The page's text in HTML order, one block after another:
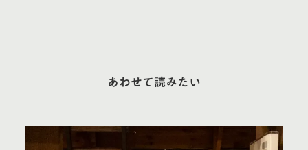
あわせて読みたい